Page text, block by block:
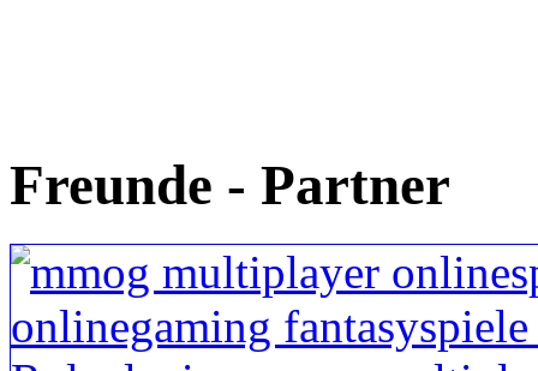
Freunde - Partner